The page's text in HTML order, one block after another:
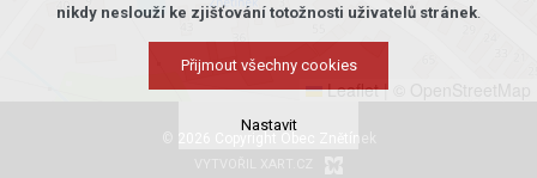
Leaflet |
nikdy neslouží ke zjišťování totožnosti uživatelů stránek.
Přijmout všechny cookies
Nastavit